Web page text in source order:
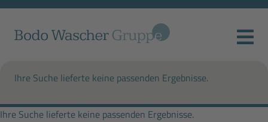
Ihre Suche lieferte keine passenden Ergebnisse.
Ihre Suche lieferte keine passenden Ergebnisse.